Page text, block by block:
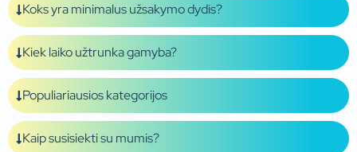
Koks yra minimalus užsakymo dydis?
Kiek laiko užtrunka gamyba?
Populiariausios kategorijos
Kaip susisiekti su mumis?